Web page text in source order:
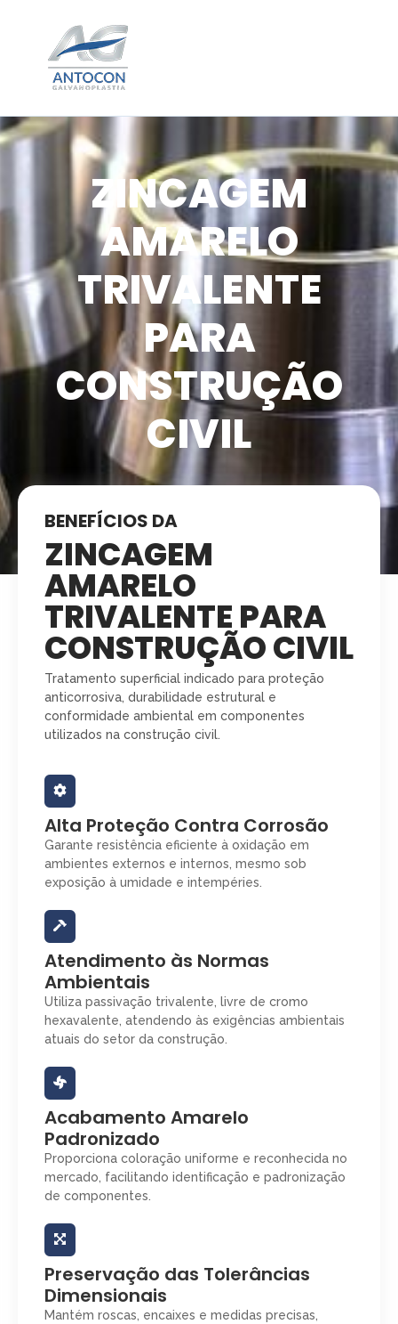
ZINCAGEM
AMARELO
TRIVALENTE
PARA
CONSTRUÇÃO
CIVIL
BENEFÍCIOS DA
ZINCAGEM
AMARELO
TRIVALENTE PARA
CONSTRUÇÃO CIVIL
Tratamento superficial indicado para proteção
anticorrosiva, durabilidade estrutural e
conformidade ambiental em componentes
utilizados na construção civil.
Alta Proteção Contra Corrosão
Garante resistência eficiente à oxidação em
ambientes externos e internos, mesmo sob
exposição à umidade e intempéries.
Atendimento às Normas
Ambientais
Utiliza passivação trivalente, livre de cromo
hexavalente, atendendo às exigências ambientais
atuais do setor da construção.
Acabamento Amarelo
Padronizado
Proporciona coloração uniforme e reconhecida no
mercado, facilitando identificação e padronização
de componentes.
Preservação das Tolerâncias
Dimensionais
Mantém roscas, encaixes e medidas precisas,